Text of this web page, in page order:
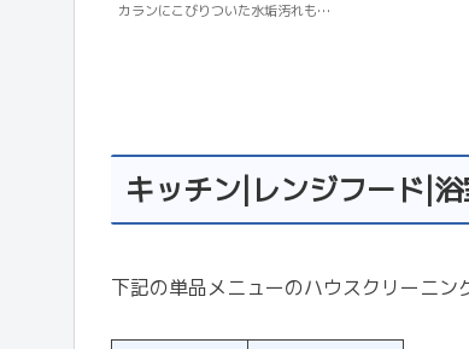
カランにこびりついた水垢汚れも…
キッチン|レンジフード|
下記の単品メニューのハウスクリーニン